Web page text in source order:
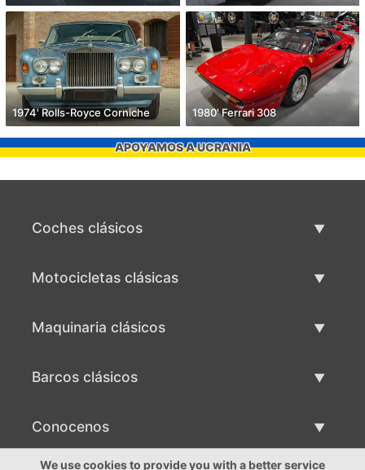
1974' Rolls-Royce Corniche 1980' Ferrari 308
APOYAMOS A UCRANIA
Coches clásicos
Motocicletas clásicas
Maquinaria clásicos
Barcos clásicos
Vende barco clásico
Conocenos
Conocenos
We use cookies to provide you with a better service